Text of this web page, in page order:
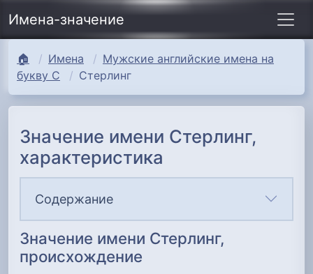
Имена-значение
🏠 Имена
Мужские английские имена на
букву С
Стерлинг
Значение имени Стерлинг,
характеристика
Содержание
Значение имени Стерлинг,
происхождение